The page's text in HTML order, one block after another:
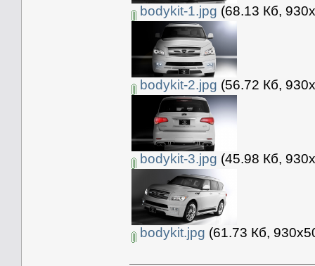
bodykit-1.jpg (68.13 Кб,
bodykit-2.jpg (56.72 Кб,
bodykit-3.jpg (45.98 Кб,
bodykit.jpg (61.73 Кб,